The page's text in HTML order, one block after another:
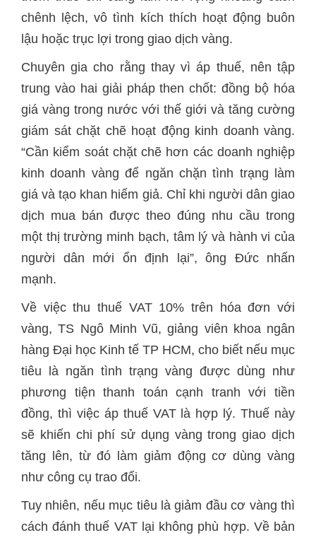
chênh lệch, vô tình kích thích hoạt động buôn
lậu hoặc trục lợi trong giao dịch vàng.
Chuyên gia cho rằng thay vì áp thuế, nên tập
trung vào hai giải pháp then chốt: đồng bộ hóa
giá vàng trong nước với thế giới và tăng cường
giám sát chặt chẽ hoạt động kinh doanh vàng.
“Cần kiểm soát chặt chẽ hơn các doanh nghiệp
kinh doanh vàng để ngăn chặn tình trạng làm
giá và tạo khan hiếm giả. Chỉ khi người dân giao
dịch mua bán được theo đúng nhu cầu trong
một thị trường minh bạch, tâm lý và hành vi của
người dân mới ổn định lại”, ông Đức nhấn
mạnh.
Về việc thu thuế VAT 10% trên hóa đơn với
vàng, TS Ngô Minh Vũ, giảng viên khoa ngân
hàng Đại học Kinh tế TP HCM, cho biết nếu mục
tiêu là ngăn tình trạng vàng được dùng như
phương tiện thanh toán cạnh tranh với tiền
đồng, thì việc áp thuế VAT là hợp lý. Thuế này
sẽ khiến chi phí sử dụng vàng trong giao dịch
tăng lên, từ đó làm giảm động cơ dùng vàng
như công cụ trao đổi.
Tuy nhiên, nếu mục tiêu là giảm đầu cơ vàng thì
cách đánh thuế VAT lại không phù hợp. Về bản